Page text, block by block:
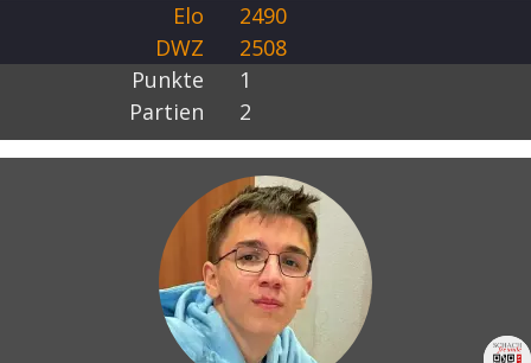
Elo
2490
DWZ
2508
Punkte
1
Partien
2